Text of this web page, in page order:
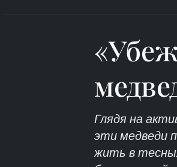
Глядя на
эти медведи
жить в